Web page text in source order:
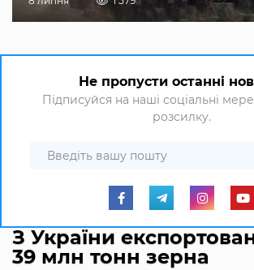
Не пропусти останні
Підписуйся на наші соціальні
розсилку.
З України
39 млн тонн зерна